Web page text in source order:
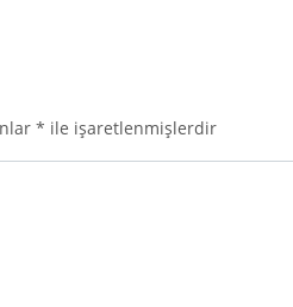
* ile işaretlenmişlerdir